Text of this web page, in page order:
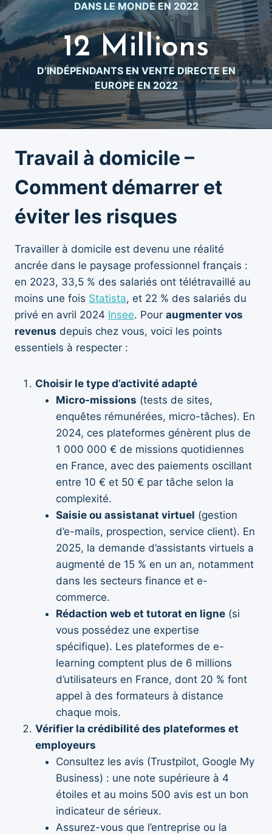
l
o
n
s
DANS LE MONDE EN 2022
1
2
i
l
o
s
12 Millions
D’INDÉPENDANTS EN VENTE DIRECTE EN
EUROPE EN 2022
Travail à domicile –
Comment démarrer et
éviter les risques
Travailler à domicile est devenu une réalité
ancrée dans le paysage professionnel français :
en 2023, 33,5 % des salariés ont télétravaillé au
moins une fois Statista, et 22 % des salariés du
privé en avril 2024 Insee. Pour augmenter vos
revenus depuis chez vous, voici les points
essentiels à respecter :
Choisir le type d’activité adapté
Micro-missions (tests de sites,
enquêtes rémunérées, micro-tâches). En
2024, ces plateformes génèrent plus de
1 000 000 € de missions quotidiennes
en France, avec des paiements oscillant
entre 10 € et 50 € par tâche selon la
complexité.
Saisie ou assistanat virtuel (gestion
d’e-mails, prospection, service client). En
2025, la demande d’assistants virtuels a
augmenté de 15 % en un an, notamment
dans les secteurs finance et e-
commerce.
Rédaction web et tutorat en ligne (si
vous possédez une expertise
spécifique). Les plateformes de e-
learning comptent plus de 6 millions
d’utilisateurs en France, dont 20 % font
appel à des formateurs à distance
chaque mois.
Vérifier la crédibilité des plateformes et
employeurs
Consultez les avis (Trustpilot, Google My
Business) : une note supérieure à 4
étoiles et au moins 500 avis est un bon
indicateur de sérieux.
Assurez-vous que l’entreprise ou la